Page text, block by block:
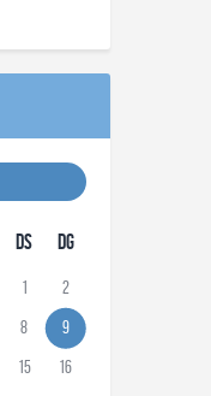
DS DG
1 2
8 9
15 16